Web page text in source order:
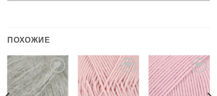
ПОХОЖИЕ
Добавить в
избранное.
Добавить в
избранное.
Добавить в
избранное.